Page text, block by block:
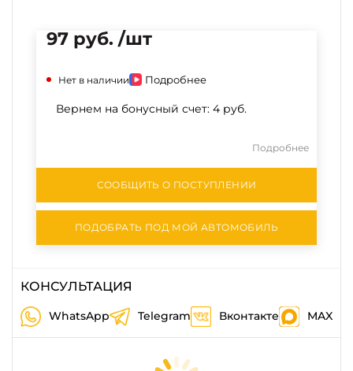
97 руб. /шт
Нет в наличии Подробнее
Вернем на бонусный счет: 4 руб.
Подробнее
СООБЩИТЬ О ПОСТУПЛЕНИИ
ПОДОБРАТЬ ПОД МОЙ АВТОМОБИЛЬ
КОНСУЛЬТАЦИЯ
WhatsApp Telegram Вконтакте MAX